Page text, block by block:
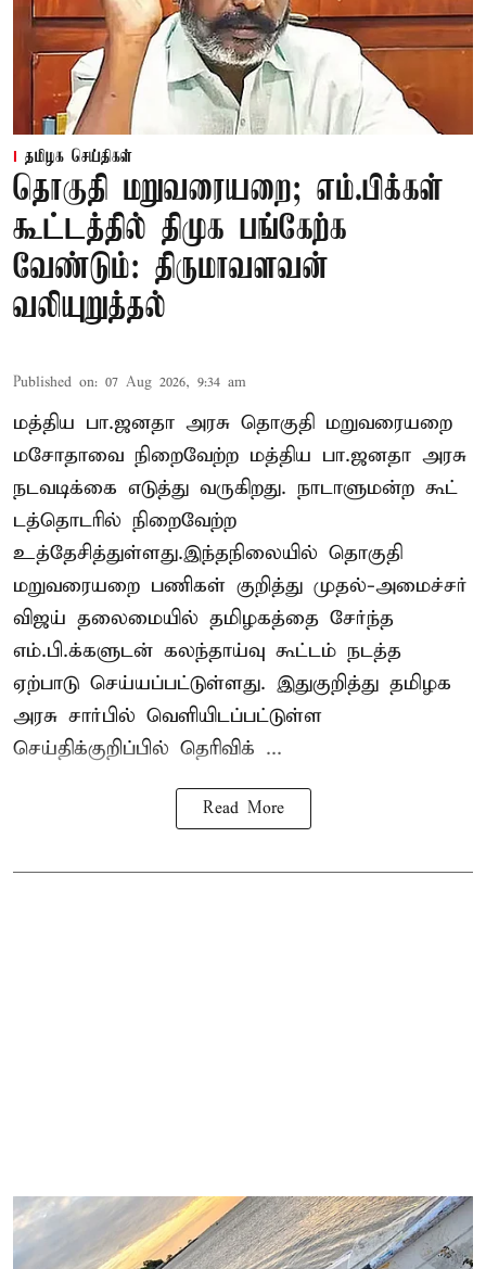
தமிழக செய்திகள்
தொகுதி மறுவரையறை; எம்.பிக்கள்
கூட்டத்தில் திமுக பங்கேற்க
வேண்டும்: திருமாவளவன்
வலியுறுத்தல்
Published on: 07 Aug 2026, 9:34 am
மத்திய பா.ஜனதா அரசு தொகுதி மறுவரையறை
மசோதாவை நிறைவேற்ற மத்திய பா.ஜனதா அரசு
நடவடிக்கை எடுத்து வருகிறது. நாடாளுமன்ற கூட்
டத்தொடரில் நிறைவேற்ற
உத்தேசித்துள்ளது.இந்தநிலையில் தொகுதி
மறுவரையறை பணிகள் குறித்து முதல்-அமைச்சர்
விஜய் தலைமையில் தமிழகத்தை சேர்ந்த
எம்.பி.க்களுடன் கலந்தாய்வு கூட்டம் நடத்த
ஏற்பாடு செய்யப்பட்டுள்ளது. இதுகுறித்து தமிழக
அரசு சார்பில் வெளியிடப்பட்டுள்ள
செய்திக்குறிப்பில் தெரிவிக் ...
Read More